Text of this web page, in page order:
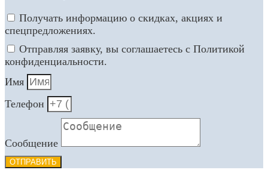
Получать информацию о скидках, акциях и
спецпредложениях.
Отправляя заявку, вы соглашаетесь с Политикой
конфиденциальности.
Имя
Телефон
Сообщение
ОТПРАВИТЬ